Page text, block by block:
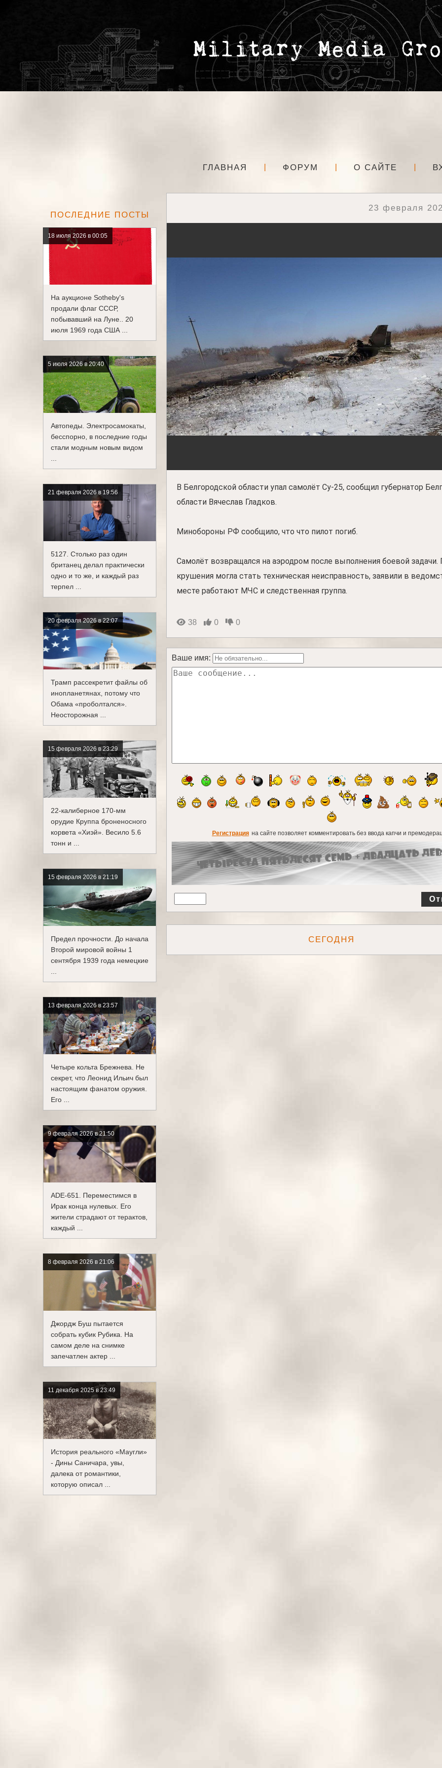
ГЛАВНАЯ ФОРУМ О САЙТЕ
ПОСЛЕДНИЕ ПОСТЫ
18 июля 2026 в 00:05
На аукционе Sotheby's
продали флаг СССР,
побывавший на Луне.. 20
июля 1969 года США ...
5 июля 2026 в 20:40
Автопеды. Электросамокаты,
бесспорно, в последние годы
стали модным новым видом
21 февраля 2026 в 19:56
5127. Столько раз один
британец делал практически
одно и то же, и каждый раз
терпел ...
20 февраля 2026 в 22:07
Трамп рассекретит файлы об
инопланетянах, потому что
Обама «проболтался».
Неосторожная ...
15 февраля 2026 в 23:29
22-калиберное 170-мм
орудие Круппа броненосного
корвета «Хиэй». Весило 5.6
тонн и ...
15 февраля 2026 в 21:19
Предел прочности. До начала
Второй мировой войны 1
сентября 1939 года немецкие
13 февраля 2026 в 23:57
Четыре кольта Брежнева. Не
секрет, что Леонид Ильич был
настоящим фанатом оружия.
Его ...
9 февраля 2026 в 21:50
ADE-651. Переместимся в
Ирак конца нулевых. Его
жители страдают от терактов,
каждый ...
8 февраля 2026 в 21:06
Джордж Буш пытается
собрать кубик Рубика. На
самом деле на снимке
запечатлен актер ...
11 декабря 2025 в 23:49
История реального «Маугли»
- Дины Саничара, увы,
далека от романтики,
которую описал ...
23 февраля
В Белгородской области упал самолёт Су-25, сообщил губернатор
области Вячеслав Гладков.
Минобороны РФ сообщило, что что пилот погиб.
Самолёт возвращался на аэродром после выполнения боевой задачи.
крушения могла стать техническая неисправность, заявили в
месте работают МЧС и следственная группа.
38 0 0
Ваше имя:
Регистрация на сайте позволяет комментировать без ввода капчи и
СЕГОДНЯ